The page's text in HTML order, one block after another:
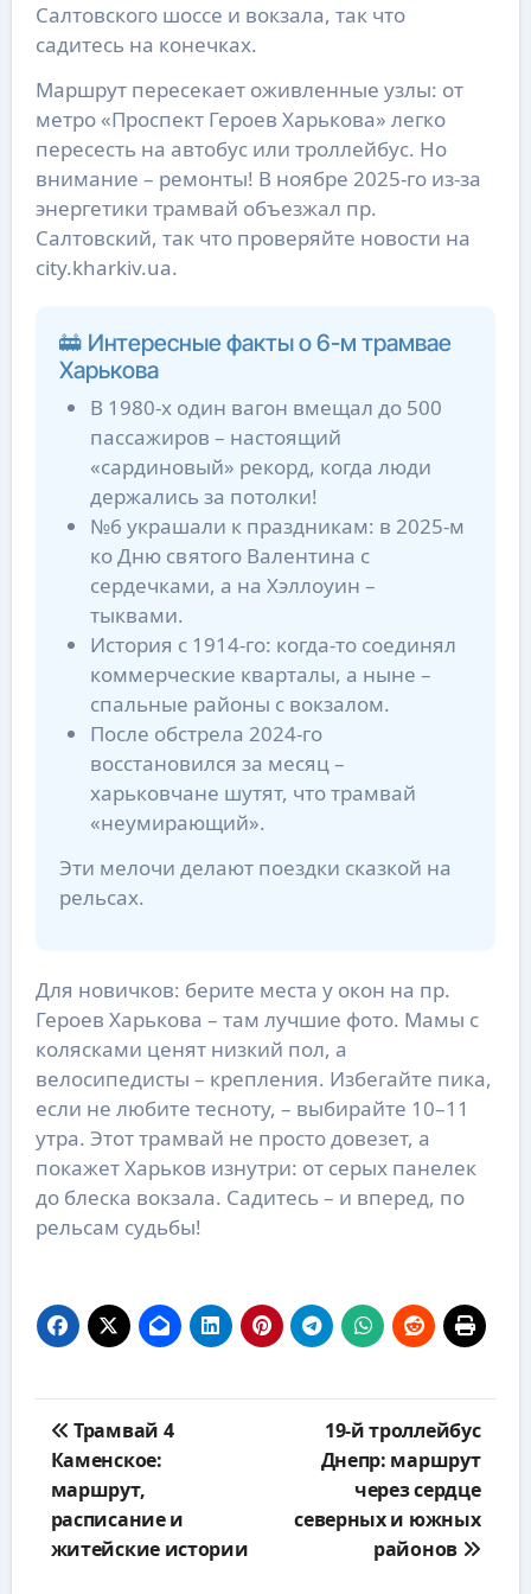
Салтовского шоссе и вокзала, так что
садитесь на конечках.
Маршрут пересекает оживленные узлы: от
метро «Проспект Героев Харькова» легко
пересесть на автобус или троллейбус. Но
внимание – ремонты! В ноябре 2025-го из-за
энергетики трамвай объезжал пр.
Салтовский, так что проверяйте новости на
city.kharkiv.ua.
🚋 Интересные факты о 6-м трамвае
Харькова
В 1980-х один вагон вмещал до 500
пассажиров – настоящий
«сардиновый» рекорд, когда люди
держались за потолки!
№6 украшали к праздникам: в 2025-м
ко Дню святого Валентина с
сердечками, а на Хэллоуин –
тыквами.
История с 1914-го: когда-то соединял
коммерческие кварталы, а ныне –
спальные районы с вокзалом.
После обстрела 2024-го
восстановился за месяц –
харьковчане шутят, что трамвай
«неумирающий».
Эти мелочи делают поездки сказкой на
рельсах.
Для новичков: берите места у окон на пр.
Героев Харькова – там лучшие фото. Мамы с
колясками ценят низкий пол, а
велосипедисты – крепления. Избегайте пика,
если не любите тесноту, – выбирайте 10–11
утра. Этот трамвай не просто довезет, а
покажет Харьков изнутри: от серых панелек
до блеска вокзала. Садитесь – и вперед, по
рельсам судьбы!
по
записям
Трамвай 4
Каменское:
маршрут,
расписание и
житейские истории
19-й троллейбус
Днепр: маршрут
через сердце
северных и южных
районов